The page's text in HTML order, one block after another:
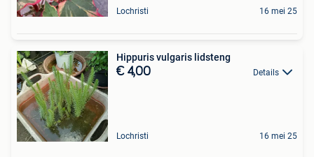
Lochristi 16 mei 25
Hippuris vulgaris lidsteng
€ 4,00 Details
Lochristi 16 mei 25